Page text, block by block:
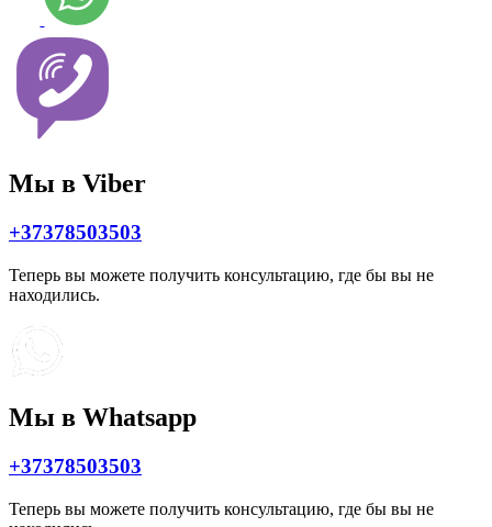
Мы в Viber
+37378503503
Теперь вы можете получить консультацию, где бы вы не
находились.
Мы в Whatsapp
+37378503503
Теперь вы можете получить консультацию, где бы вы не